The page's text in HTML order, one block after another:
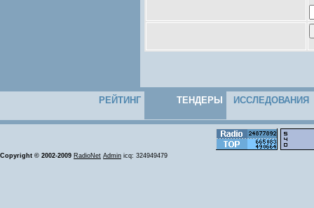
РЕЙТИНГ ТЕНДЕРЫ ИССЛЕДОВАНИЯ
Copyright © 2002-2009 RadioNet Admin icq: 324949479